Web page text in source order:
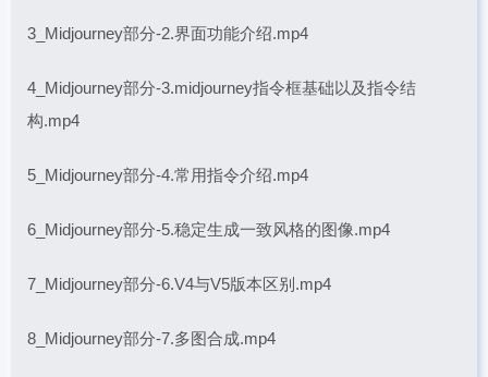
3_Midjourney部分-2.界面功能介绍.mp4
4_Midjourney部分-3.midjourney指令框基础以及指令结
构.mp4
5_Midjourney部分-4.常用指令介绍.mp4
6_Midjourney部分-5.稳定生成一致风格的图像.mp4
7_Midjourney部分-6.V4与V5版本区别.mp4
8_Midjourney部分-7.多图合成.mp4